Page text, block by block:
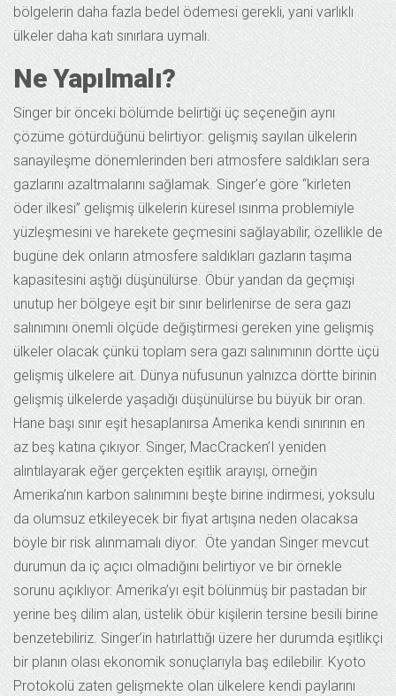
bölgelerin daha fazla bedel ödemesi gerekli, yani varlıklı
ülkeler daha katı sınırlara uymalı.
Ne Yapılmalı?
Singer bir önceki bölümde belirtiği üç seçeneğin aynı
çözüme götürdüğünü belirtiyor: gelişmiş sayılan ülkelerin
sanayileşme dönemlerinden beri atmosfere saldıkları sera
gazlarını azaltmalarını sağlamak. Singer’e göre “kirleten
öder ilkesi” gelişmiş ülkelerin küresel ısınma problemiyle
yüzleşmesini ve harekete geçmesini sağlayabilir, özellikle de
bugüne dek onların atmosfere saldıkları gazların taşıma
kapasitesini aştığı düşünülürse. Öbür yandan da geçmişi
unutup her bölgeye eşit bir sınır belirlenirse de sera gazı
salınımını önemli ölçüde değiştirmesi gereken yine gelişmiş
ülkeler olacak çünkü toplam sera gazı salınımının dörtte üçü
gelişmiş ülkelere ait. Dünya nüfusunun yalnızca dörtte birinin
gelişmiş ülkelerde yaşadığı düşünülürse bu büyük bir oran.
Hane başı sınır eşit hesaplanırsa Amerika kendi sınırının en
az beş katına çıkıyor. Singer, MacCracken’I yeniden
alıntılayarak eğer gerçekten eşitlik arayışı, örneğin
Amerika’nın karbon salınımını beşte birine indirmesi, yoksulu
da olumsuz etkileyecek bir fiyat artışına neden olacaksa
böyle bir risk alınmamalı diyor. Öte yandan Singer mevcut
durumun da iç açıcı olmadığını belirtiyor ve bir örnekle
sorunu açıklıyor: Amerika’yı eşit bölünmüş bir pastadan bir
yerine beş dilim alan, üstelik öbür kişilerin tersine besili birine
benzetebiliriz. Singer’in hatırlattığı üzere her durumda eşitlikçi
bir planın olası ekonomik sonuçlarıyla baş edilebilir. Kyoto
Protokolü zaten gelişmekte olan ülkelere kendi paylarını